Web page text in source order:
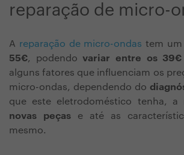
reparação de micro-
A reparação de micro-ondas tem um
55€, podendovariar entre os
alguns fatores que influenciam os
micro-ondas, dependendo do
que este eletrodoméstico tenha, a
novas peças e até as
mesmo.